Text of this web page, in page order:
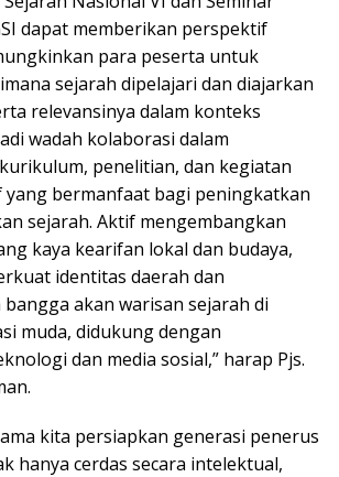
dapat memberikan perspektif
para peserta untuk
sejarah dipelajari dan diajarkan
relevansinya dalam konteks
wadah kolaborasi dalam
penelitian, dan kegiatan
bermanfaat bagi peningkatkan
sejarah. Aktif mengembangkan
kaya kearifan lokal dan budaya,
identitas daerah dan
akan warisan sejarah di
muda, didukung dengan
dan media sosial,” harap Pjs.
kita persiapkan generasi penerus
hanya cerdas secara intelektual,